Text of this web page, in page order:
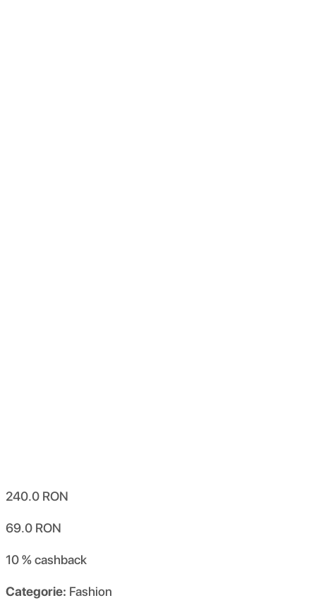
240.0 RON
69.0 RON
10 %cashback
Categorie: Fashion